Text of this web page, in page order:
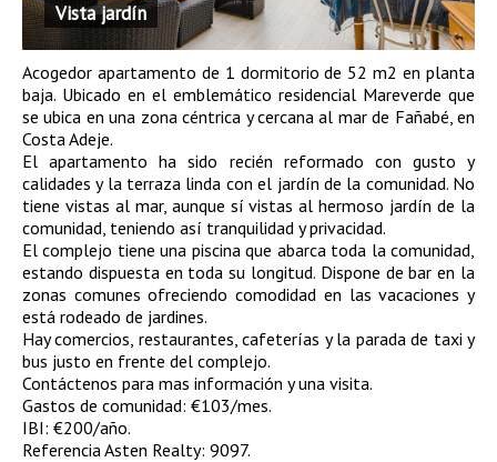
Vista jardín
Acogedor apartamento de 1 dormitorio de 52 m2 en planta
baja. Ubicado en el emblemático residencial Mareverde que
se ubica en una zona céntrica y cercana al mar de Fañabé, en
Costa Adeje.
El apartamento ha sido recién reformado con gusto y
calidades y la terraza linda con el jardín de la comunidad. No
tiene vistas al mar, aunque sí vistas al hermoso jardín de la
comunidad, teniendo así tranquilidad y privacidad.
El complejo tiene una piscina que abarca toda la comunidad,
estando dispuesta en toda su longitud. Dispone de bar en la
zonas comunes ofreciendo comodidad en las vacaciones y
está rodeado de jardines.
Hay comercios, restaurantes, cafeterías y la parada de taxi y
bus justo en frente del complejo.
Contáctenos para mas información y una visita.
Gastos de comunidad: €103/mes.
IBI: €200/año.
Referencia Asten Realty: 9097.